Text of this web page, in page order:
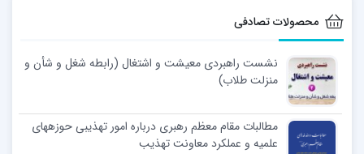
محصولات تصادفی
نشست راهبردی معیشت و اشتغال (رابطه شغل و شأن و
منزلت طلاب)
مطالبات مقام معظم رهبری درباره امور تهذیبی حوزههای
علمیه و عملکرد معاونت تهذیب